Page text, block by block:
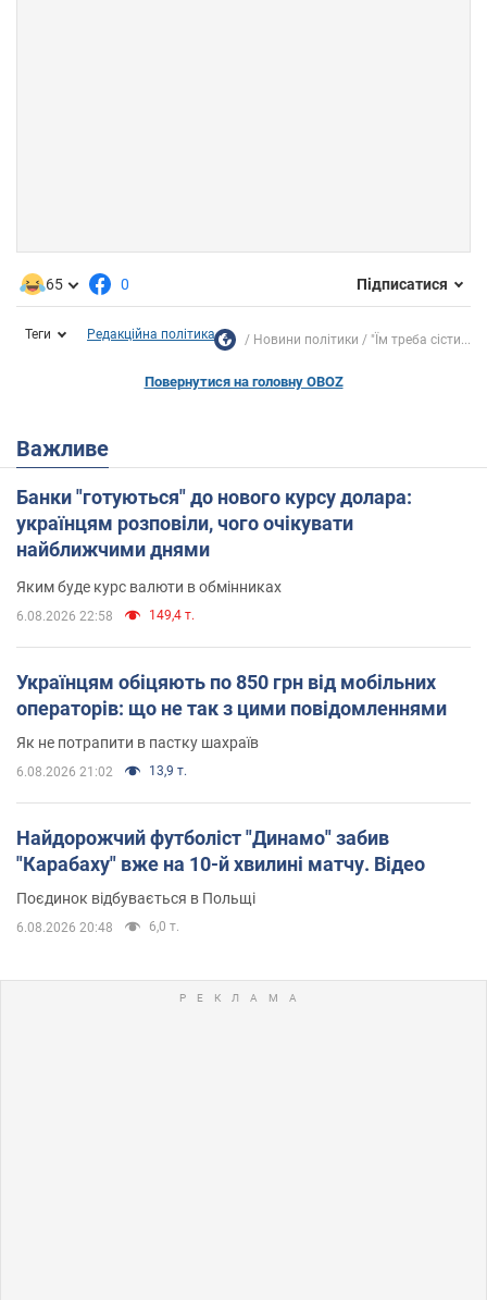
65 0 Підписатися
Теги Редакційна політика Новини політики "Їм треба сісти...
Повернутися на головну OBOZ
Важливе
Банки "готуються" до нового курсу долара:
українцям розповіли, чого очікувати
найближчими днями
Яким буде курс валюти в обмінниках
6.08.2026 22:58 149,4 т.
Українцям обіцяють по 850 грн від мобільних
операторів: що не так з цими повідомленнями
Як не потрапити в пастку шахраїв
6.08.2026 21:02 13,9 т.
Найдорожчий футболіст "Динамо" забив
"Карабаху" вже на 10-й хвилині матчу. Відео
Поєдинок відбувається в Польщі
6.08.2026 20:48 6,0 т.